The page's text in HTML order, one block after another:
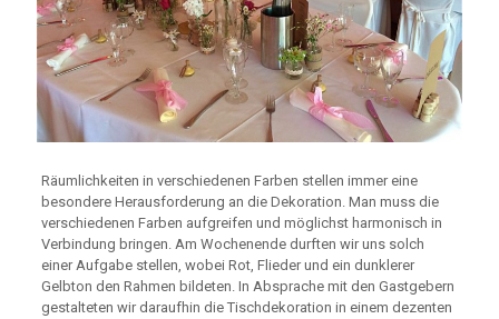
Räumlichkeiten in verschiedenen Farben stellen immer eine
besondere Herausforderung an die Dekoration. Man muss die
verschiedenen Farben aufgreifen und möglichst harmonisch in
Verbindung bringen. Am Wochenende durften wir uns solch
einer Aufgabe stellen, wobei Rot, Flieder und ein dunklerer
Gelbton den Rahmen bildeten. In Absprache mit den Gastgebern
gestalteten wir daraufhin die Tischdekoration in einem dezenten